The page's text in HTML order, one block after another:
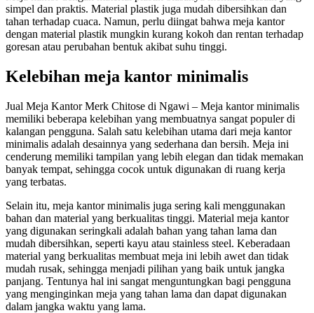
simpel dan praktis. Material plastik juga mudah dibersihkan dan
tahan terhadap cuaca. Namun, perlu diingat bahwa meja kantor
dengan material plastik mungkin kurang kokoh dan rentan terhadap
goresan atau perubahan bentuk akibat suhu tinggi.
Kelebihan meja kantor minimalis
Jual Meja Kantor Merk Chitose di Ngawi – Meja kantor minimalis
memiliki beberapa kelebihan yang membuatnya sangat populer di
kalangan pengguna. Salah satu kelebihan utama dari meja kantor
minimalis adalah desainnya yang sederhana dan bersih. Meja ini
cenderung memiliki tampilan yang lebih elegan dan tidak memakan
banyak tempat, sehingga cocok untuk digunakan di ruang kerja
yang terbatas.
Selain itu, meja kantor minimalis juga sering kali menggunakan
bahan dan material yang berkualitas tinggi. Material meja kantor
yang digunakan seringkali adalah bahan yang tahan lama dan
mudah dibersihkan, seperti kayu atau stainless steel. Keberadaan
material yang berkualitas membuat meja ini lebih awet dan tidak
mudah rusak, sehingga menjadi pilihan yang baik untuk jangka
panjang. Tentunya hal ini sangat menguntungkan bagi pengguna
yang menginginkan meja yang tahan lama dan dapat digunakan
dalam jangka waktu yang lama.